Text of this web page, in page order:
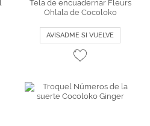
Tela de encuadernar Fleurs
Ohlala de Cocoloko
AVISADME SI VUELVE